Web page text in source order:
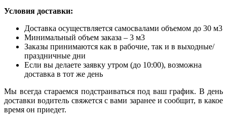
Условия доставки:
Доставка осуществляется самосвалами объемом до 30 м3
Минимальный объем заказа – 3 м3
Заказы принимаются как в рабочие, так и в выходные/
праздничные дни
Если вы делаете заявку утром (до 10:00), возможна
доставка в тот же день
Мы всегда стараемся подстраиваться под ваш график. В день
доставки водитель свяжется с вами заранее и сообщит, в какое
время он приедет.